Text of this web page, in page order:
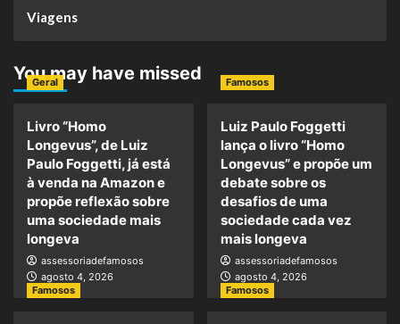
Viagens
You may have missed
Geral
Livro “Homo
Longevus”, de Luiz
Paulo Foggetti, já está
à venda na Amazon e
propõe reflexão sobre
uma sociedade mais
longeva
assessoriadefamosos
agosto 4, 2026
Famosos
Luiz Paulo Foggetti
lança o livro “Homo
Longevus” e propõe um
debate sobre os
desafios de uma
sociedade cada vez
mais longeva
assessoriadefamosos
agosto 4, 2026
Famosos
Famosos